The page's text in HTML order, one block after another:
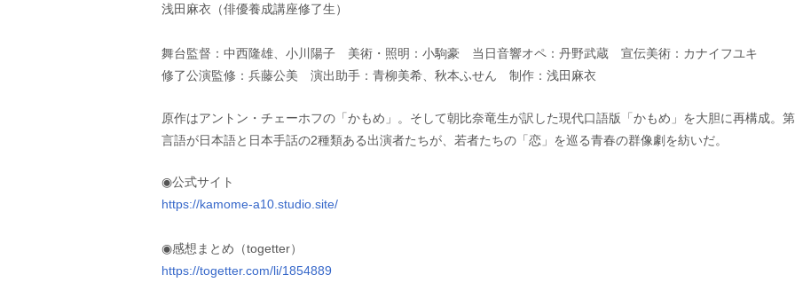
浅田麻衣（俳優養成講座修了生）
舞台監督：中西隆雄、小川陽子 美術・照明：小駒豪 当日音響オペ：丹野武蔵 宣伝美術：カナイフユキ
修了公演監修：兵藤公美 演出助手：青柳美希、秋本ふせん 制作：浅田麻衣
原作はアントン・チェーホフの「かもめ」。そして朝比奈竜生が訳した現代口語版「かもめ」を大胆に再構成。
言語が日本語と日本手話の2種類ある出演者たちが、若者たちの「恋」を巡る青春の群像劇を紡いだ。
◉公式サイト
https://kamome-a10.studio.site/
◉感想まとめ（togetter）
https://togetter.com/li/1854889